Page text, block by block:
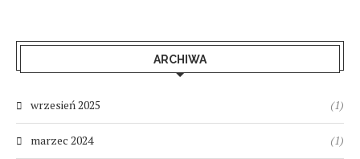
ARCHIWA
wrzesień 2025 (1)
marzec 2024 (1)